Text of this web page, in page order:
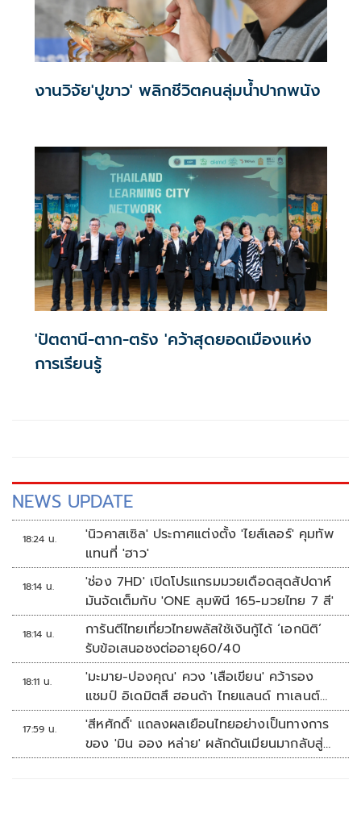
งานวิจัย'ปูขาว' พลิกชีวิตคนลุ่มน้ำปากพนัง
'ปัตตานี-ตาก-ตรัง 'คว้าสุดยอดเมืองแห่ง
การเรียนรู้
NEWS UPDATE
18:24 น.
'นิวคาสเซิล' ประกาศแต่งตั้ง 'ไยส์เลอร์' คุมทัพ
แทนที่ 'ฮาว'
18:14 น.
'ช่อง 7HD' เปิดโปรแกรมมวยเดือดสุดสัปดาห์
มันจัดเต็มกับ 'ONE ลุมพินี 165-มวยไทย 7 สี'
18:14 น.
การันตีไทยเที่ยวไทยพลัสใช้เงินกู้ได้ ‘เอกนิติ’
รับข้อเสนอชงต่ออายุ60/40
18:11 น.
'มะมาย-ปองคุณ' ควง 'เสือเขียน' คว้ารอง
แชมป์ อิเดมิตสึ ฮอนด้า ไทยแลนด์ ทาเลนต์
คัพ สนาม 3
17:59 น.
'สีหศักดิ์' แถลงผลเยือนไทยอย่างเป็นทางการ
ของ 'มิน ออง หล่าย' ผลักดันเมียนมากลับสู่
อาเซียน